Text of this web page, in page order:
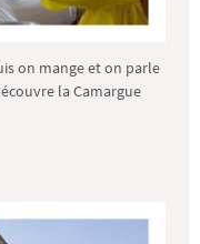
on mange et on parle
la Camargue